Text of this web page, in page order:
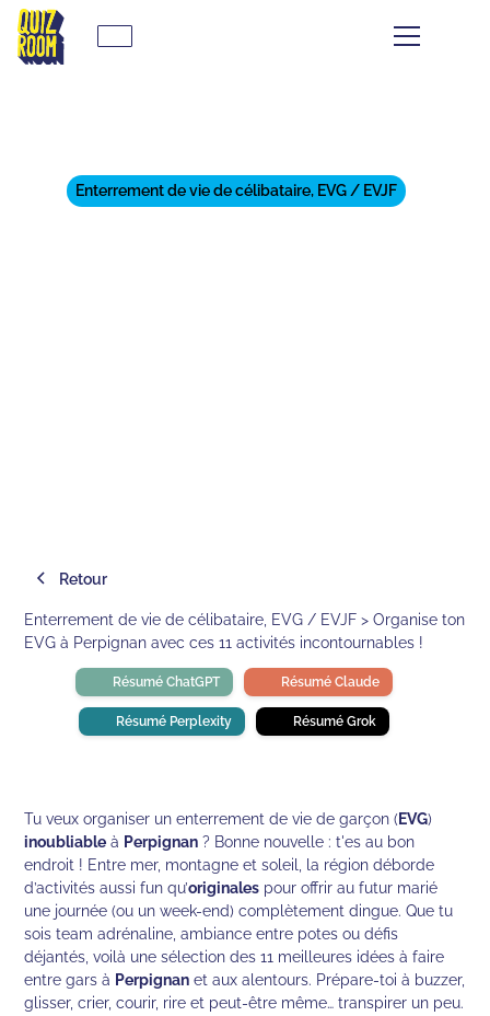
Enterrement de vie de célibataire, EVG / EVJF
Retour
Enterrement de vie de célibataire, EVG / EVJF > Organise ton
EVG à Perpignan avec ces 11 activités incontournables !
Résumé ChatGPT Résumé Claude
Résumé Perplexity Résumé Grok
Tu veux organiser un enterrement de vie de garçon (EVG)
inoubliable à Perpignan ? Bonne nouvelle : t'es au bon
endroit ! Entre mer, montagne et soleil, la région déborde
d’activités aussi fun qu’originales pour offrir au futur marié
une journée (ou un week-end) complètement dingue. Que tu
sois team adrénaline, ambiance entre potes ou défis
déjantés, voilà une sélection des 11 meilleures idées à faire
entre gars à Perpignan et aux alentours. Prépare-toi à buzzer,
glisser, crier, courir, rire et peut-être même… transpirer un peu.